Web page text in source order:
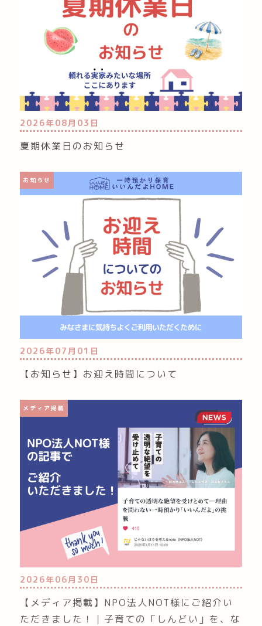
2026年08月03日
夏期休業日のお知らせ
お知らせ
2026年07月01日
【お知らせ】お迎え時間について
メディア掲載
2026年06月30日
【メディア掲載】NPO法人NOT様にご紹介い
ただきました！｜子育ての「しんどい」を、な